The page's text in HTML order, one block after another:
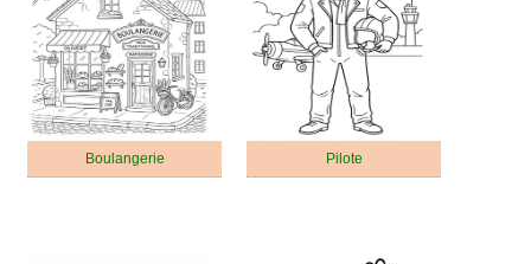
Boulangerie Pilote